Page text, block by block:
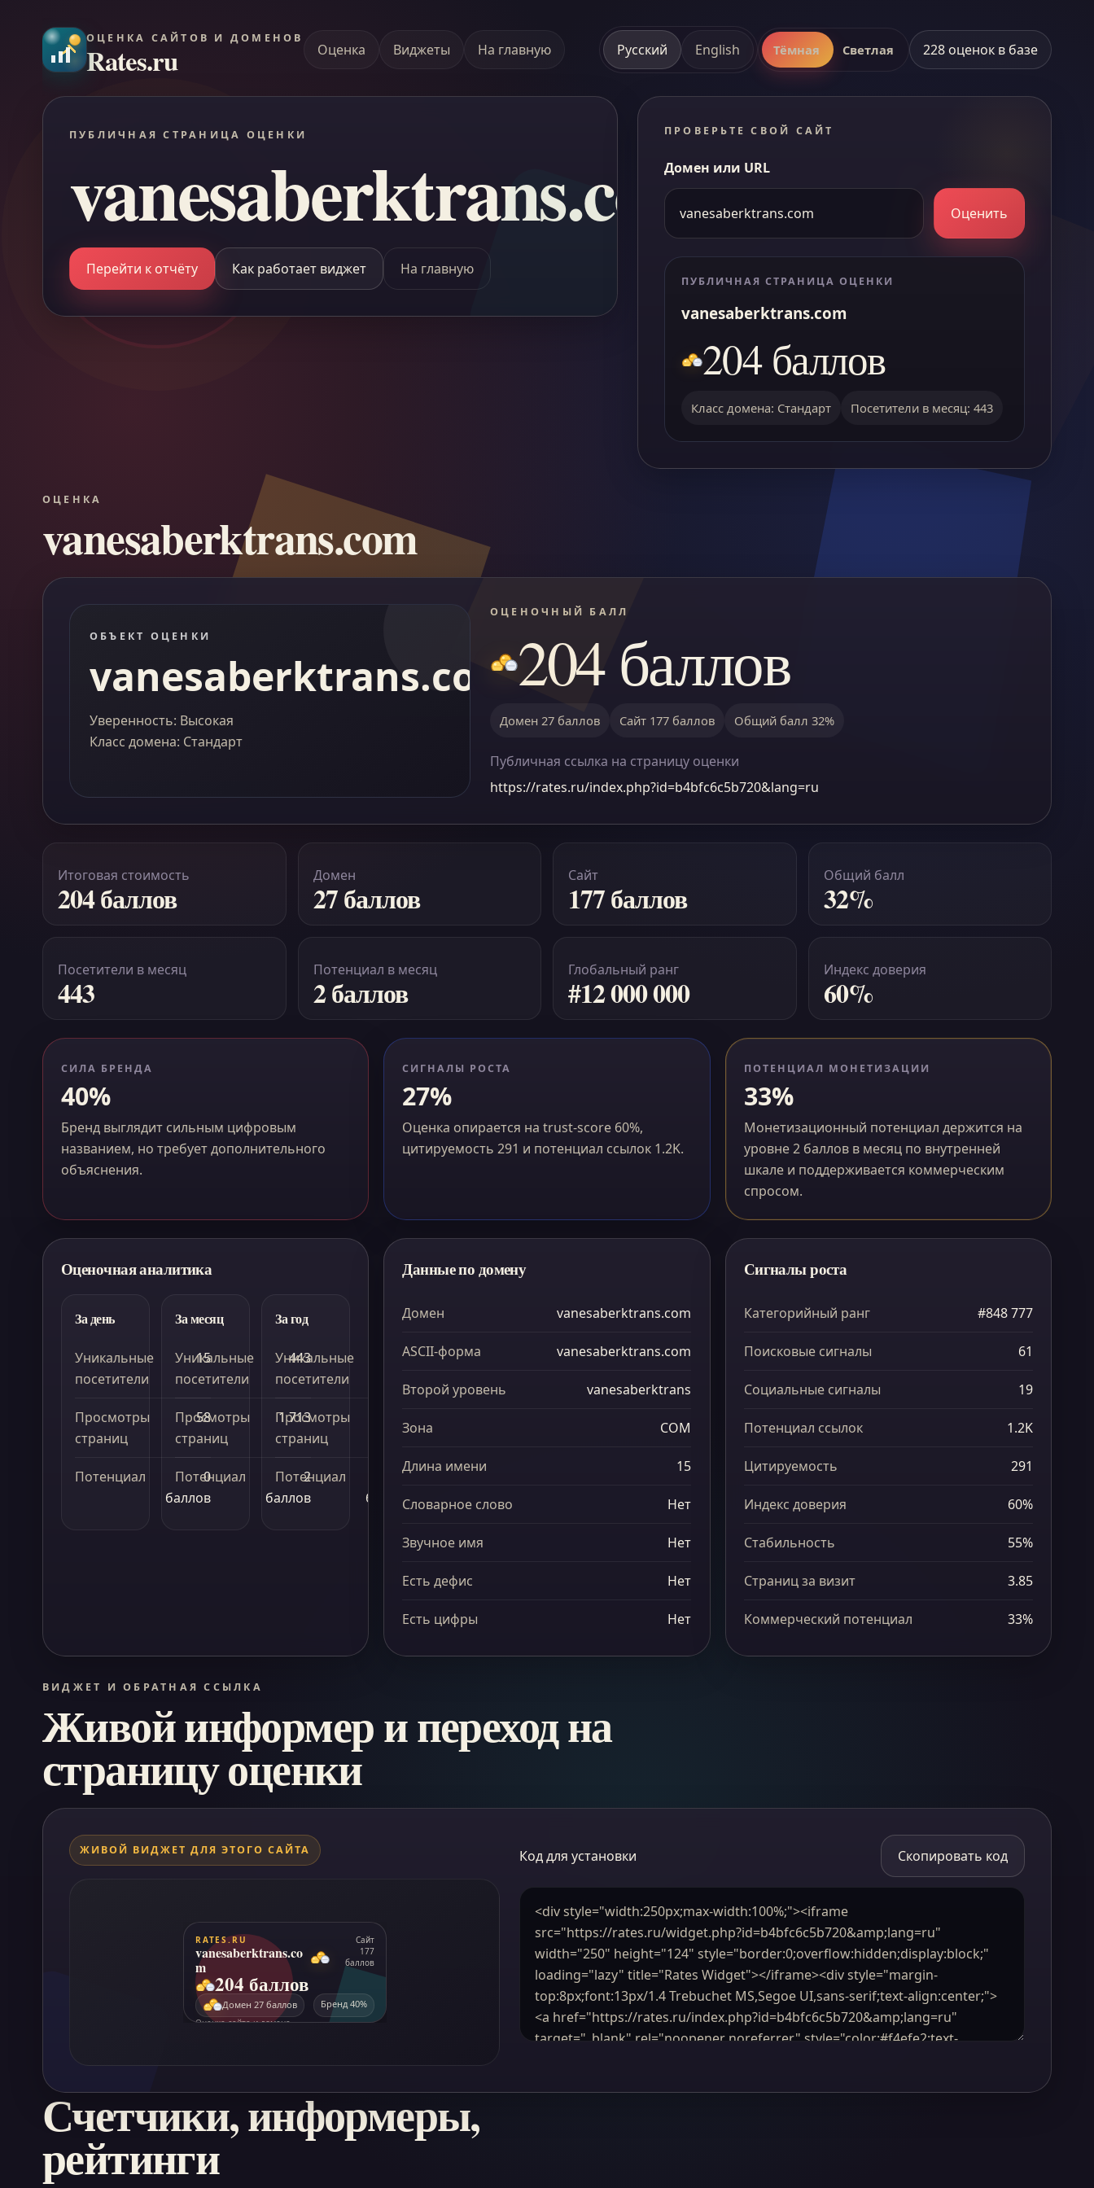
ОЦЕНКА САЙТОВ И ДОМЕНОВ
Rates.ru Оценка Виджеты На главную Русский English Тёмная Светлая 228 оценок в базе
ПУБЛИЧНАЯ СТРАНИЦА ОЦЕНКИ
vanesaberktrans.com
Перейти к отчёту Как работает виджет На главную
ПРОВЕРЬТЕ СВОЙ САЙТ
Домен или URL
Оценить
ПУБЛИЧНАЯ СТРАНИЦА ОЦЕНКИ
vanesaberktrans.com
204 баллов
Класс домена: Стандарт Посетители в месяц: 443
ОЦЕНКА
vanesaberktrans.com
ОБЪЕКТ ОЦЕНКИ
vanesaberktrans.com
Уверенность: Высокая
Класс домена: Стандарт
ОЦЕНОЧНЫЙ БАЛЛ
204 баллов
Домен 27 баллов Сайт 177 баллов Общий балл 32%
Публичная ссылка на страницу оценки
https://rates.ru/index.php?id=b4bfc6c5b720&lang=ru
Итоговая стоимость
204 баллов
Домен
27 баллов
Сайт
177 баллов
Общий балл
32%
Посетители в месяц
443
Потенциал в месяц
2 баллов
Глобальный ранг
#12 000 000
Индекс доверия
60%
СИЛА БРЕНДА
40%
Бренд выглядит сильным цифровым
названием, но требует дополнительного
объяснения.
СИГНАЛЫ РОСТА
27%
Оценка опирается на trust-score 60%,
цитируемость 291 и потенциал ссылок 1.2K.
ПОТЕНЦИАЛ МОНЕТИЗАЦИИ
33%
Монетизационный потенциал держится на
уровне 2 баллов в месяц по внутренней
шкале и поддерживается коммерческим
спросом.
Оценочная аналитика
За день
Уникальные
посетители
15
Просмотры
страниц
58
Потенциал
0
баллов
За месяц
Уникальные
посетители
443
Просмотры
страниц
1 713
Потенциал
2
баллов
За год
Уникальные
посетители
5 479
Просмотры
страниц
Потенциал
24
баллов
Данные по домену
Домен vanesaberktrans.com
ASCII-форма vanesaberktrans.com
Второй уровень vanesaberktrans
Зона COM
Длина имени 15
Словарное слово Нет
Звучное имя Нет
Есть дефис Нет
Есть цифры Нет
Сигналы роста
Категорийный ранг #848 777
Поисковые сигналы 61
Социальные сигналы 19
Потенциал ссылок 1.2K
Цитируемость 291
Индекс доверия 60%
Стабильность 55%
Страниц за визит 3.85
Коммерческий потенциал 33%
ВИДЖЕТ И ОБРАТНАЯ ССЫЛКА
Живой информер и переход на
страницу оценки
ЖИВОЙ ВИДЖЕТ ДЛЯ ЭТОГО САЙТА Код для установки Скопировать код
Счетчики, информеры,
рейтинги